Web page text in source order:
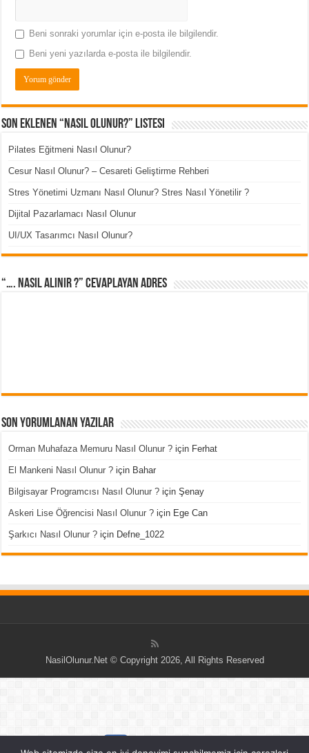
Beni sonraki yorumlar için e-posta ile bilgilendir.
Beni yeni yazılarda e-posta ile bilgilendir.
Son Eklenen “Nasıl Olunur?” Listesi
Pilates Eğitmeni Nasıl Olunur?
Cesur Nasıl Olunur? – Cesareti Geliştirme Rehberi
Stres Yönetimi Uzmanı Nasıl Olunur? Stres Nasıl Yönetilir ?
Dijital Pazarlamacı Nasıl Olunur
UI/UX Tasarımcı Nasıl Olunur?
“…. Nasıl Alınır ?” cevaplayan adres
Son Yorumlanan Yazılar
Orman Muhafaza Memuru Nasıl Olunur ? için Ferhat
El Mankeni Nasıl Olunur ? için Bahar
Bilgisayar Programcısı Nasıl Olunur ? içinŞenay
Askeri Lise Öğrencisi Nasıl Olunur ? için Ege Can
Şarkıcı Nasıl Olunur ? için Defne_1022
NasilOlunur.Net © Copyright 2026, All Rights Reserved